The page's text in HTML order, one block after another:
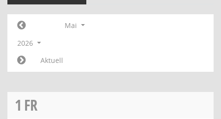
Mai
2026
Aktuell
1 FR